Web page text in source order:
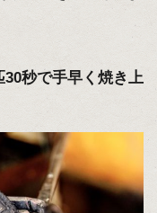
秒で手早く焼き上